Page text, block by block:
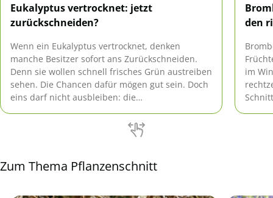
Eukalyptus vertrocknet: jetzt
zurückschneiden?
Wenn ein Eukalyptus vertrocknet, denken
manche Besitzer sofort ans Zurückschneiden.
Denn sie wollen schnell frisches Grün austreiben
sehen. Die Chancen dafür mögen gut sein. Doch
eins darf nicht ausbleiben: die
Kreislauf von Vertrocknen und Schneiden.
den
im
Zum Thema Pflanzenschnitt